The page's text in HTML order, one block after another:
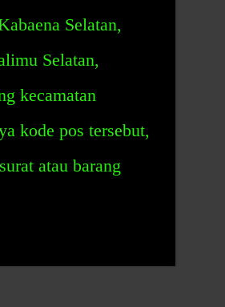
Selatan,
Selatan,
kecamatan
kode pos tersebut,
atau barang